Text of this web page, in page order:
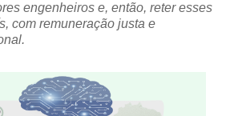
TECNOLOGIA
ENGENHEIRA
engenheiros e, então, reter esses
com remuneração justa e